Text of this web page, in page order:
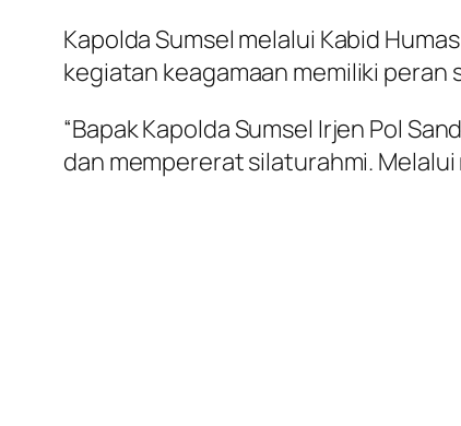
Kapolda Sumsel melalui Kabid
kegiatan keagamaan memiliki
“Bapak Kapolda Sumsel Irjen Pol
dan mempererat silaturahmi.